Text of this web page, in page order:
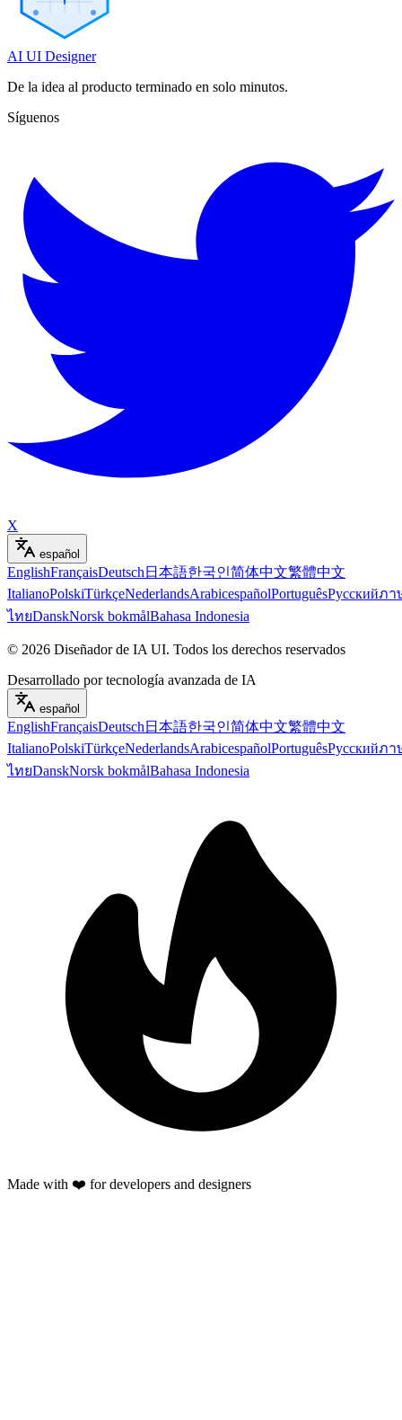
AI UI Designer
De la idea al producto terminado en solo minutos.
Síguenos
X
español
EnglishFrançaisDeutsch 日本語한국인简体中文繁體中文
ItalianoPolskiTürkçeNederlandsArabicespañolPortuguêsРусскийภา
ไทยDanskNorsk bokmålBahasa Indonesia
© 2026 Diseñador de IA UI. Todos los derechos reservados
Desarrollado por tecnología avanzada de IA
español
EnglishFrançaisDeutsch 日本語한국인简体中文繁體中文
ItalianoPolskiTürkçeNederlandsArabicespañolPortuguêsРусскийภา
ไทยDanskNorsk bokmålBahasa Indonesia
Made with ❤️ for developers and designers